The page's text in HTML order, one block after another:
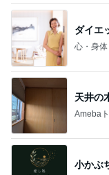
ダイエ
心・身
天井の
Ameba
小かぶ